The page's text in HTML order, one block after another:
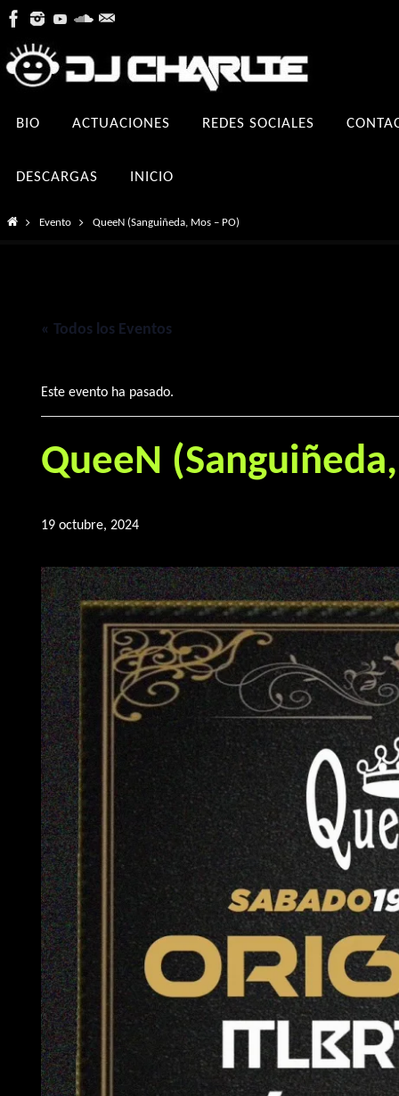
contenido
BIO ACTUACIONES REDES SOCIALES
DESCARGAS INICIO
InicioEvento QueeN (Sanguiñeda, Mos – PO)
« Todos los Eventos
Este evento ha pasado.
QueeN
19 octubre, 2024